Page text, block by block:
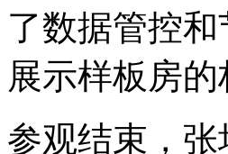
了数据管控
展示样板房
参观结束，